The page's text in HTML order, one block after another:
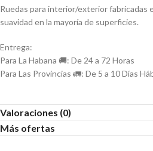
Ruedas para interior/exterior fabricadas
suavidad en la mayoría de superficies.
Entrega:
Para La Habana 🚚: De 24 a 72 Horas
Para Las Provincias 🚛: De 5 a 10 Días
Valoraciones (0)
Más ofertas